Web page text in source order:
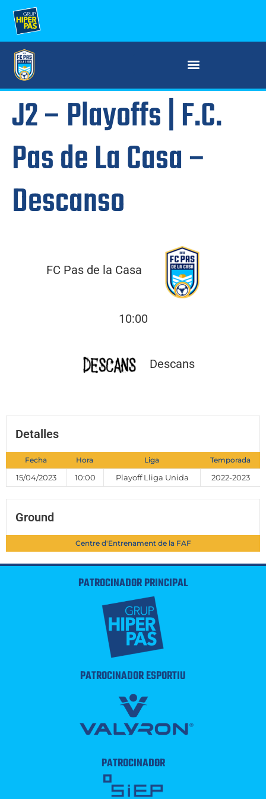
J2 – Playoffs | F.C.
Pas de La Casa –
Descanso
FC Pas de la Casa
10:00
Descans
Detalles
Fecha Hora Liga Temporada
15/04/2023 10:00 Playoff Lliga Unida 2022-2023
Ground
Centre d'Entrenament de la FAF
PATROCINADOR PRINCIPAL
PATROCINADOR ESPORTIU
PATROCINADOR